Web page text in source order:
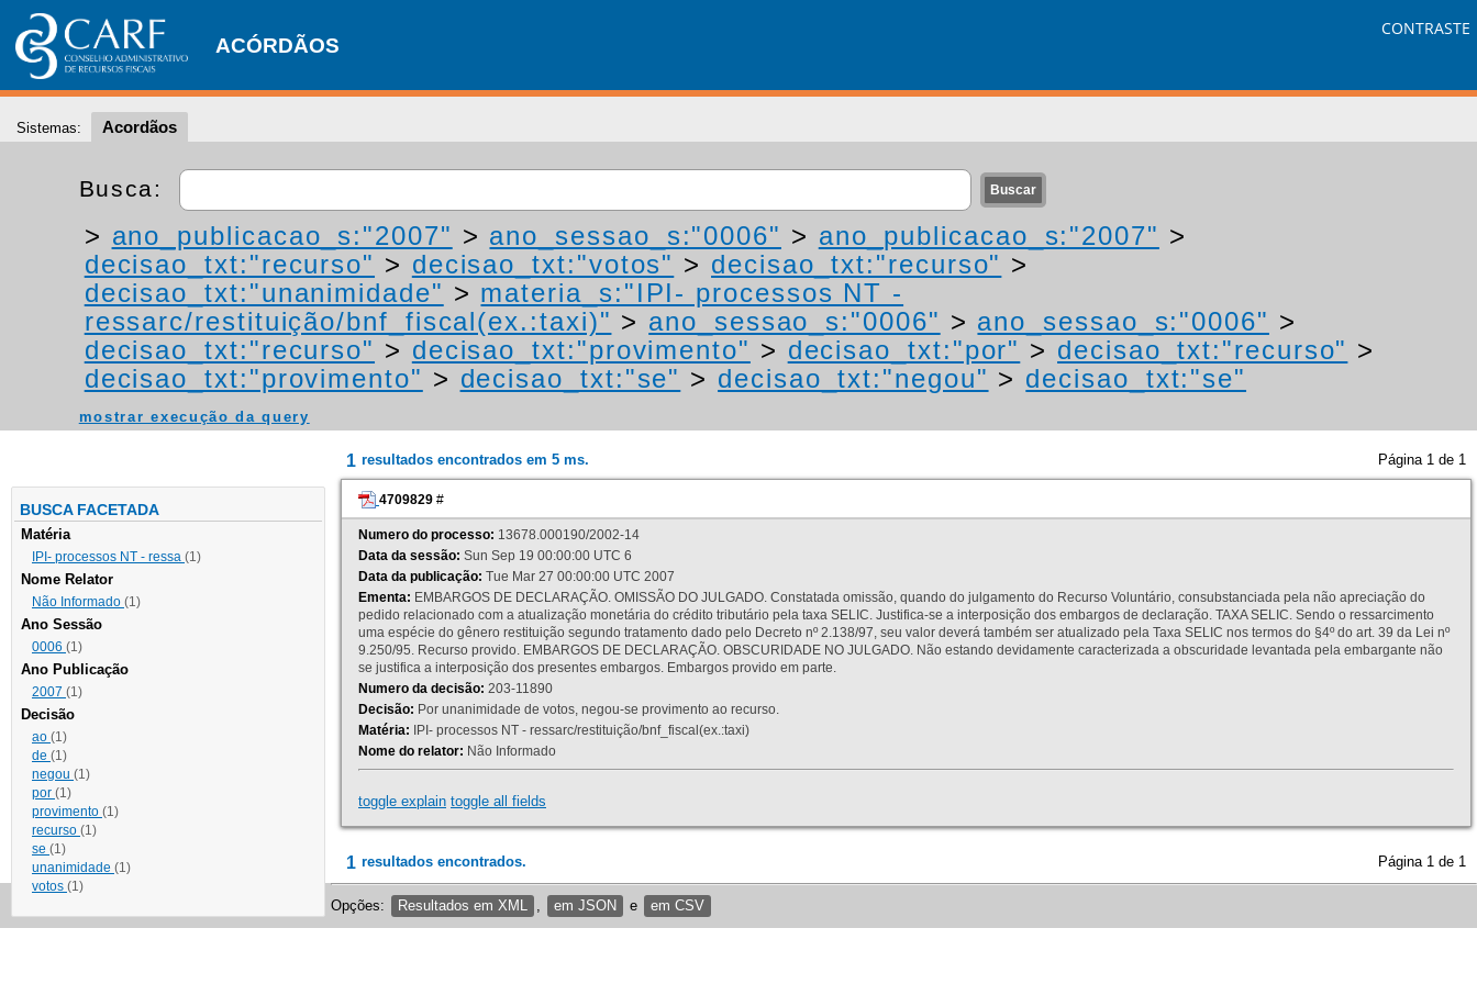
ACÓRDÃOS
CONTRASTE
Sistemas: Acordãos
Busca:
> ano_publicacao_s:"2007" > ano_sessao_s:"0006" > ano_publicacao_s:"2007" >
decisao_txt:"recurso" > decisao_txt:"votos" > decisao_txt:"recurso" >
decisao_txt:"unanimidade" > materia_s:"IPI- processos NT -
ressarc/restituição/bnf_fiscal(ex.:taxi)" > ano_sessao_s:"0006" > ano_sessao_s:"0006" >
decisao_txt:"recurso" > decisao_txt:"provimento" > decisao_txt:"por" > decisao_txt:"recurso" >
decisao_txt:"provimento" > decisao_txt:"se" > decisao_txt:"negou" > decisao_txt:"se"
mostrar execução da query
BUSCA FACETADA
Matéria
IPI- processos NT - ressa (1)
Nome Relator
Não Informado (1)
Ano Sessão
0006 (1)
Ano Publicação
2007 (1)
Decisão
ao (1)
de (1)
negou (1)
por (1)
provimento (1)
recurso (1)
se (1)
unanimidade (1)
votos (1)
1 resultados encontrados em 5 ms. Página 1 de 1
4709829 #
Numero do processo: 13678.000190/2002-14
Data da sessão: Sun Sep 19 00:00:00 UTC 6
Data da publicação: Tue Mar 27 00:00:00 UTC 2007
Ementa: EMBARGOS DE DECLARAÇÃO. OMISSÃO DO JULGADO. Constatada omissão, quando do julgamento do Recurso Voluntário, consubstanciada pela não apreciação do
pedido relacionado com a atualização monetária do crédito tributário pela taxa SELIC. Justifica-se a interposição dos embargos de declaração. TAXA SELIC. Sendo o ressarcimento
uma espécie do gênero restituição segundo tratamento dado pelo Decreto nº 2.138/97, seu valor deverá também ser atualizado pela Taxa SELIC nos termos do §4º do art. 39 da Lei nº
9.250/95. Recurso provido. EMBARGOS DE DECLARAÇÃO. OBSCURIDADE NO JULGADO. Não estando devidamente caracterizada a obscuridade levantada pela embargante não
se justifica a interposição dos presentes embargos. Embargos provido em parte.
Numero da decisão: 203-11890
Decisão: Por unanimidade de votos, negou-se provimento ao recurso.
Matéria: IPI- processos NT - ressarc/restituição/bnf_fiscal(ex.:taxi)
Nome do relator: Não Informado
toggle explain toggle all fields
1 resultados encontrados. Página 1 de 1
Opções: Resultados em XML em JSON e em CSV